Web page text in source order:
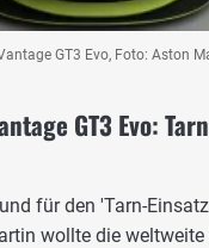
GT3 Evo, Foto: Aston
GT3 Evo:
für den 'Tarn-
wollte die weltweite